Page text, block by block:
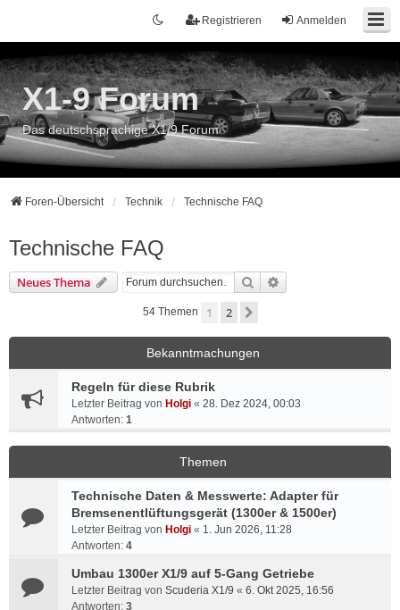
Anmelden
Registrieren
X1-9 Forum
Das deutschsprachige X1/9 Forum
Foren-Übersicht Technik Technische FAQ
Technische FAQ
Neues Thema Suche
54 Themen 1 2
Bekanntmachungen
Regeln für diese Rubrik
Letzter Beitrag von Holgi « 28. Dez 2024, 00:03
Antworten: 1
Themen
Technische Daten & Messwerte: Adapter für
Bremsenentlüftungsgerät (1300er & 1500er)
Letzter Beitrag von Holgi « 1. Jun 2026, 11:28
Antworten: 4
Umbau 1300er X1/9 auf 5-Gang Getriebe
Letzter Beitrag von Scuderia X1/9 « 6. Okt 2025, 16:56
Antworten: 3